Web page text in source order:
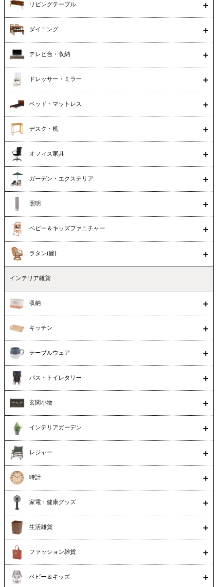
リビングテーブル
ダイニング
テレビ台・収納
ドレッサー・ミラー
ベッド・マットレス
デスク・机
オフィス家具
ガーデン・エクステリア
照明
ベビー＆キッズファニチャー
ラタン(籐)
インテリア雑貨
収納
キッチン
テーブルウェア
バス・トイレタリー
玄関小物
インテリアガーデン
レジャー
時計
家電・健康グッズ
生活雑貨
ファッション雑貨
ベビー＆キッズ